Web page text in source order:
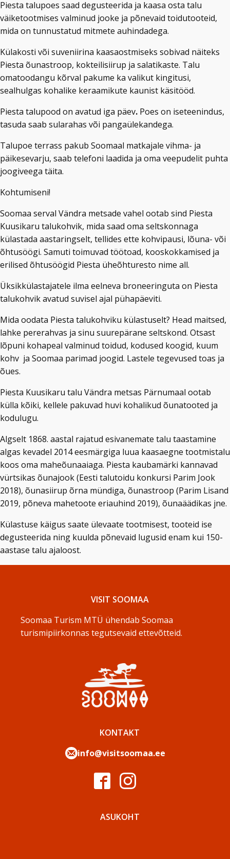
Piesta talupoes saad degusteerida ja kaasa osta talu
väiketootmises valminud jooke ja põnevaid toidutooteid,
mida on tunnustatud mitmete auhindadega.
Külakosti või suveniirina kaasaostmiseks sobivad näiteks
Piesta õunastroop, kokteilisiirup ja salatikaste. Talu
omatoodangu kõrval pakume ka valikut kingitusi,
sealhulgas kohalike keraamikute kaunist käsitööd.
Piesta talupood on avatud iga päev. Poes on iseteenindus,
tasuda saab sularahas või pangaülekandega.
Talupoe terrass pakub Soomaal matkajale vihma- ja
päikesevarju, saab telefoni laadida ja oma veepudelit puhta
joogiveega täita.
Kohtumiseni!
Soomaa serval Vändra metsade vahel ootab sind Piesta
Kuusikaru talukohvik, mida saad oma seltskonnaga
külastada aastaringselt, tellides ette kohvipausi, lõuna- või
õhtusöögi. Samuti toimuvad töötoad, kooskokkamised ja
erilised õhtusöögid Piesta üheõhturesto nime all.
Üksikkülastajatele ilma eelneva broneeringuta on Piesta
talukohvik avatud suvisel ajal pühapäeviti.
Mida oodata Piesta talukohviku külastuselt? Head maitsed,
lahke pererahvas ja sinu suurepärane seltskond. Otsast
lõpuni kohapeal valminud toidud, kodused koogid, kuum
kohv ja Soomaa parimad joogid. Lastele tegevused toas ja
õues.
Piesta Kuusikaru talu Vändra metsas Pärnumaal ootab
külla kõiki, kellele pakuvad huvi kohalikud õunatooted ja
kodulugu.
Algselt 1868. aastal rajatud esivanemate talu taastamine
algas kevadel 2014 eesmärgiga luua kaasaegne tootmistalu
koos oma maheõunaaiaga. Piesta kaubamärki kannavad
vürtsikas õunajook (Eesti talutoidu konkursi Parim Jook
2018), õunasiirup õrna mündiga, õunastroop (Parim Lisand
2019, põneva mahetoote eriauhind 2019), õunaäädikas jne.
Külastuse käigus saate ülevaate tootmisest, tooteid ise
degusteerida ning kuulda põnevaid lugusid enam kui 150-
aastase talu ajaloost.
VISIT SOOMAA
Soomaa Turism MTÜ ühendab Soomaa
turismipiirkonnas tegutsevaid ettevõtteid.
KONTAKT
info@visitsoomaa.ee
ASUKOHT